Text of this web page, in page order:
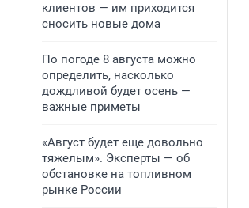
клиентов — им приходится
сносить новые дома
По погоде 8 августа можно
определить, насколько
дождливой будет осень —
важные приметы
«Август будет еще довольно
тяжелым». Эксперты — об
обстановке на топливном
рынке России